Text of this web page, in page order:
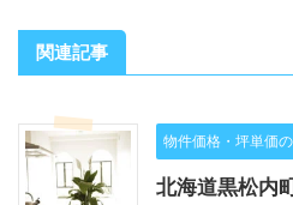
関連記事
物件価格・坪単価
北海道黒松内